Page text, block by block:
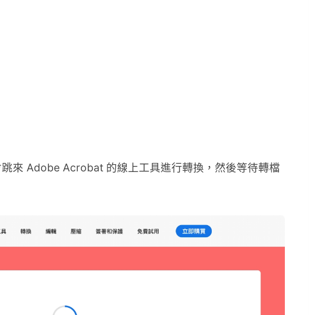
來 Adobe Acrobat 的線上工具進行轉換，然後等待轉檔